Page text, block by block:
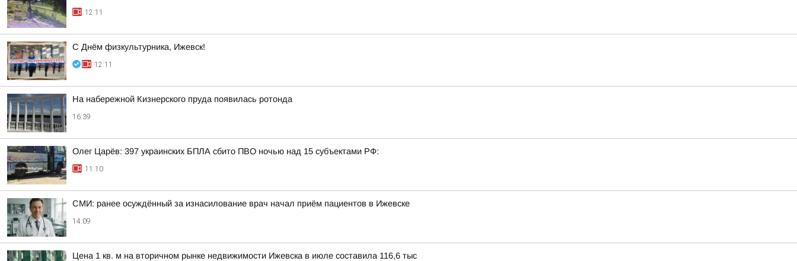
12:11
С Днём физкультурника, Ижевск!
12:11
На набережной Кизнерского пруда появилась ротонда
16:39
Олег Царёв: 397 украинских БПЛА сбито ПВО ночью над 15 субъектами РФ:
11:10
СМИ: ранее осуждённый за изнасилование врач начал приём пациентов в Ижевске
14:09
Цена 1 кв. м на вторичном рынке недвижимости Ижевска в июле составила 116,6 тыс